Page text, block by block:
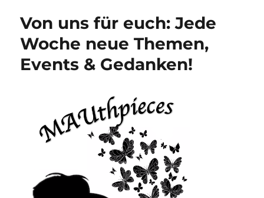
Von uns für euch: Jede
Woche neue Themen,
Events & Gedanken!